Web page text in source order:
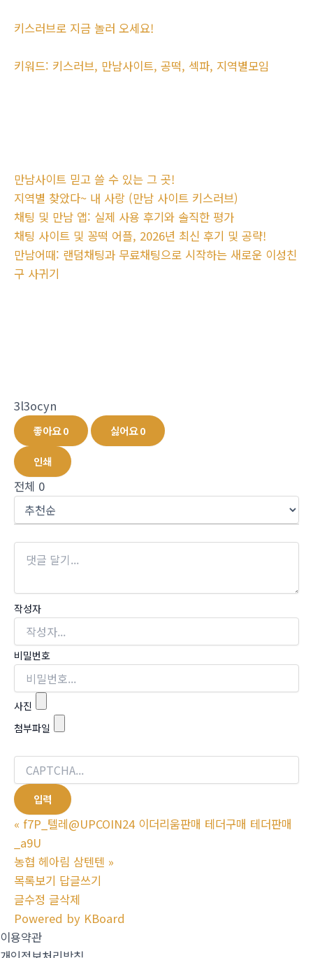
키스러브로 지금 놀러 오세요!
키워드: 키스러브, 만남사이트, 공떡, 섹파, 지역별모임
만남사이트 믿고 쓸 수 있는 그 곳!
지역별 찾았다~ 내 사랑 (만남 사이트 키스러브)
채팅 및 만남 앱: 실제 사용 후기와 솔직한 평가
채팅 사이트 및 꽁떡 어플, 2026년 최신 후기 및 공략!
만남어때: 랜덤채팅과 무료채팅으로 시작하는 새로운 이성친
구 사귀기
3l3ocyn
좋아요0 싫어요0
인쇄
전체 0
작성자
비밀번호
사진
첨부파일
« f7P_텔레@UPCOIN24 이더리움판매 테더구매 테더판매
_a9U
농협 헤아림 삼텐텐 »
목록보기 답글쓰기
글수정 글삭제
Powered by KBoard
이용약관